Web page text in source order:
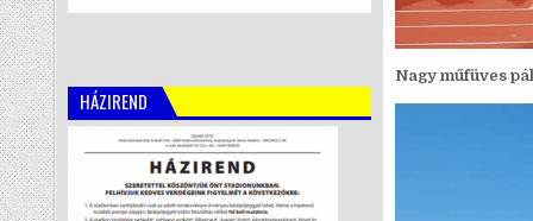
Nagy műfüves
HÁZIREND